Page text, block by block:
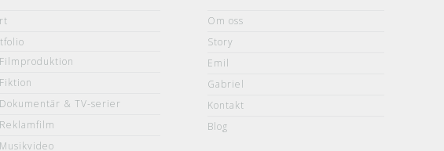
Filmproduktion
Fiktion
Dokumentär & TV-serier
Reklamfilm
Musikvideo
Om oss
Story
Emil
Gabriel
Kontakt
Blog